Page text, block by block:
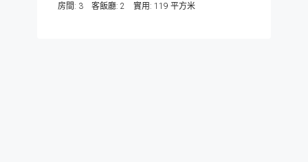
房間: 3 客飯廳: 2 119 平方米